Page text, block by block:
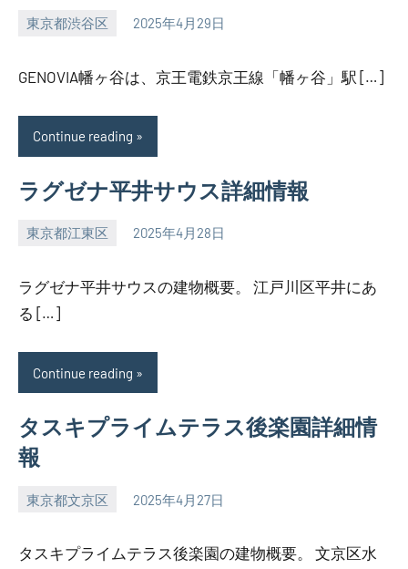
東京都渋谷区 2025年4月29日
SEZIMO
GENOVIA幡ヶ谷は、京王電鉄京王線「幡ヶ谷」駅 […]
Continue reading
ラグゼナ平井サウス詳細情報
東京都江東区 2025年4月28日
SEZIMO
ラグゼナ平井サウスの建物概要。 江戸川区平井にあ
る […]
Continue reading
タスキプライムテラス後楽園詳細情
報
東京都文京区 2025年4月27日
SEZIMO
タスキプライムテラス後楽園の建物概要。 文京区水